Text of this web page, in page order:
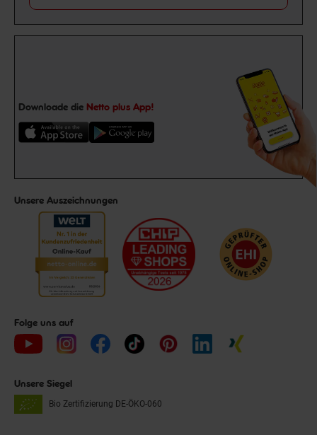
Downloade die Netto plus App!
Unsere Auszeichnungen
Folge uns auf
Unsere Siegel
Bio Zertifizierung DE-ÖKO-060